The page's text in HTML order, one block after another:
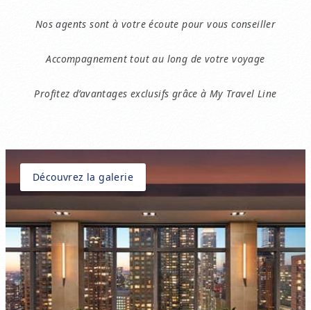
Nos agents sont à votre écoute pour vous conseiller
Accompagnement tout au long de votre voyage
Profitez d’avantages exclusifs grâce à My Travel Line
Découvrez la galerie